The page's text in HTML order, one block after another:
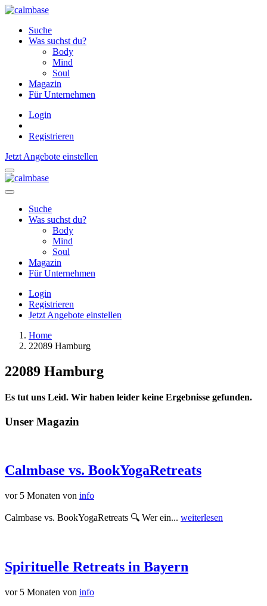
Suche
Was suchst du?
Body
Mind
Soul
Magazin
Für Unternehmen
Login
Registrieren
Jetzt Angebote einstellen
Suche
Was suchst du?
Body
Mind
Soul
Magazin
Für Unternehmen
Login
Registrieren
Jetzt Angebote einstellen
Home
22089 Hamburg
22089 Hamburg
Es tut uns Leid. Wir haben leider keine Ergebnisse gefunden.
Unser Magazin
Calmbase vs. BookYogaRetreats
vor 5 Monaten von info
Calmbase vs. BookYogaRetreats 🔍 Wer ein... weiterlesen
Spirituelle Retreats in Bayern
vor 5 Monaten von info